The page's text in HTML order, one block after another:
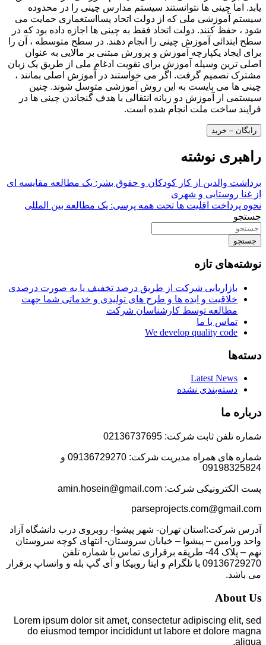
یابد. اما چینی ها نتوانستند سیستم مدارس چینی را در محدوده
سیستم آموزشی ملی که از دولت اتحاد پسااستعماری حمایت می
شود ، حفظ کنند. دولت اتحاد فقط به چینی ها اجازه داده بود که در
سطح ابتدائی آموزش چینی را انجام دهند. در سطح متوسطه ، آن را
برای ایجاد یکپارچه آموزش و پرورش مبتنی بر مالایی به عنوان
اصلی ترین وسیله آموزش برای تقویت ادغام ملی از طریق یک زبان
مشترک تصمیم گرفت. اگر می خواستند در آموزش اصلی بمانند ،
چینی ها می بایست به این روش آموزشی متوسل شوند. چنین
سیستمی از آموزش دو زبانه انتقالی با هدف گنجاندن چینی ها در
فرایند ساخت ملت انجام شده است.
رایگان – خرید
راهبری نوشته
برداشت والدین از کار کودکان و حقوق بشر: یک مطالعه مقایسه ای
از غنا روستایی و شهری
نحوه پرداخت اقلیت ها تحت همه پرسی: یک مطالعه بین المللی
جستجو
جستجو
نوشته‌های تازه
بازاریابی شرکت از طریق درصد تخفیف یا به صورت درصدی
خلاقیت و ایده ها و طرح های تولیدی و خدماتی شما جهت
مطالعه توسط کارشناسان شرکت
تماس با ما
We develop quality code
دسته‌ها
Latest News
دسته‌بندی نشده
درباره ما
شماره تلفن ثابت شرکت: 02136737695
شماره های همراه مدیریت شرکت: 09136729270 و
09198325824
پست الکترونیکی شرکت: amin.hosein@gmail.com
parseprojects.com@gmail.com
آدرس شرکت:استان تهران- شهر پیشوا- روبروی درب دانشگاه آزاد
واحد ورامین – پیشوا – خیابان سروستان- انتهای کوچه سروستان
نهم – پلاک 44- طریقه برقراری تماس با شماره تلفن
09136729270 با تلگرام و ایتا روبیکا و آی گپ بله و واتساپ برقرار
می باشد.
About Us
Lorem ipsum dolor sit amet, consectetur adipiscing elit, sed
do eiusmod tempor incididunt ut labore et dolore magna
aliqua.